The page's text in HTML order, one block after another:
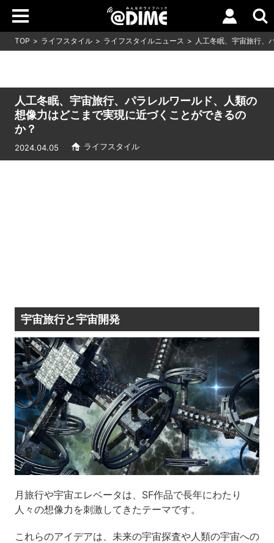
TOP ライフスタイル ライフスタイルニュース 人工冬眠、宇宙旅行、
人工冬眠、宇宙旅行、パラレルワールド、人類の
想像力はどこまで実現に近づくことができるの
か？
2024.04.05 ライフスタイル
宇宙旅行と宇宙開発
月旅行や宇宙エレベータは、SF作品で長年にわたり
人々の想像力を刺激してきたテーマです。
これらのアイデアは、未来の宇宙探査や人類の宇宙への